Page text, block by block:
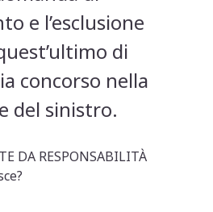
e l’esclusione
di
concorso nella
del sinistro.
DA RESPONSABILITÀ